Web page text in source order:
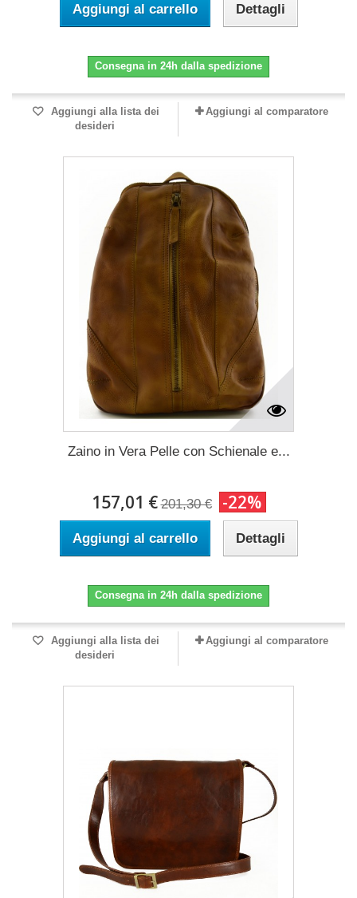
Aggiungi al carrello Dettagli
Consegna in 24h dalla spedizione
Aggiungi alla lista dei
desideri
Aggiungi al comparatore
Zaino in Vera Pelle con Schienale e...
157,01 € 201,30 € -22%
Aggiungi al carrello Dettagli
Consegna in 24h dalla spedizione
Aggiungi alla lista dei
desideri
Aggiungi al comparatore